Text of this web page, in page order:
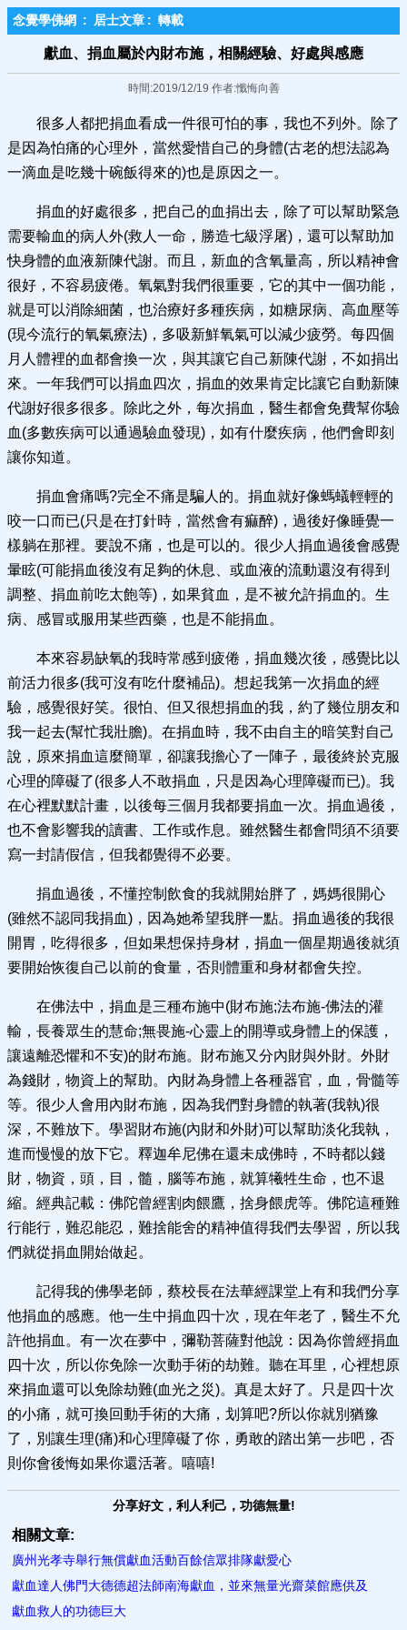
念覺學佛網 : 居士文章 : 轉載
獻血、捐血屬於內財布施，相關經驗、好處與感應
時間:2019/12/19 作者:懺悔向善
很多人都把捐血看成一件很可怕的事，我也不列外。除了
是因為怕痛的心理外，當然愛惜自己的身體(古老的想法認為
一滴血是吃幾十碗飯得來的)也是原因之一。
捐血的好處很多，把自己的血捐出去，除了可以幫助緊急
需要輸血的病人外(救人一命，勝造七級浮屠)，還可以幫助加
快身體的血液新陳代謝。而且，新血的含氧量高，所以精神會
很好，不容易疲倦。氧氣對我們很重要，它的其中一個功能，
就是可以消除細菌，也治療好多種疾病，如糖尿病、高血壓等
(現今流行的氧氣療法)，多吸新鮮氧氣可以減少疲勞。每四個
月人體裡的血都會換一次，與其讓它自己新陳代謝，不如捐出
來。一年我們可以捐血四次，捐血的效果肯定比讓它自動新陳
代謝好很多很多。除此之外，每次捐血，醫生都會免費幫你驗
血(多數疾病可以通過驗血發現)，如有什麼疾病，他們會即刻
讓你知道。
捐血會痛嗎?完全不痛是騙人的。捐血就好像螞蟻輕輕的
咬一口而已(只是在打針時，當然會有痲醉)，過後好像睡覺一
樣躺在那裡。要說不痛，也是可以的。很少人捐血過後會感覺
暈眩(可能捐血後沒有足夠的休息、或血液的流動還沒有得到
調整、捐血前吃太飽等)，如果貧血，是不被允許捐血的。生
病、感冒或服用某些西藥，也是不能捐血。
本來容易缺氧的我時常感到疲倦，捐血幾次後，感覺比以
前活力很多(我可沒有吃什麼補品)。想起我第一次捐血的經
驗，感覺很好笑。很怕、但又很想捐血的我，約了幾位朋友和
我一起去(幫忙我壯膽)。在捐血時，我不由自主的暗笑對自己
說，原來捐血這麼簡單，卻讓我擔心了一陣子，最後終於克服
心理的障礙了(很多人不敢捐血，只是因為心理障礙而已)。我
在心裡默默計畫，以後每三個月我都要捐血一次。捐血過後，
也不會影響我的讀書、工作或作息。雖然醫生都會問須不須要
寫一封請假信，但我都覺得不必要。
捐血過後，不懂控制飲食的我就開始胖了，媽媽很開心
(雖然不認同我捐血)，因為她希望我胖一點。捐血過後的我很
開胃，吃得很多，但如果想保持身材，捐血一個星期過後就須
要開始恢復自己以前的食量，否則體重和身材都會失控。
在佛法中，捐血是三種布施中(財布施;法布施-佛法的灌
輸，長養眾生的慧命;無畏施-心靈上的開導或身體上的保護，
讓遠離恐懼和不安)的財布施。財布施又分內財與外財。外財
為錢財，物資上的幫助。內財為身體上各種器官，血，骨髓等
等。很少人會用內財布施，因為我們對身體的執著(我執)很
深，不難放下。學習財布施(內財和外財)可以幫助淡化我執，
進而慢慢的放下它。釋迦牟尼佛在還未成佛時，不時都以錢
財，物資，頭，目，髓，腦等布施，就算犧牲生命，也不退
縮。經典記載：佛陀曾經割肉餵鷹，捨身餵虎等。佛陀這種難
行能行，難忍能忍，難捨能舍的精神值得我們去學習，所以我
們就從捐血開始做起。
記得我的佛學老師，蔡校長在法華經課堂上有和我們分享
他捐血的感應。他一生中捐血四十次，現在年老了，醫生不允
許他捐血。有一次在夢中，彌勒菩薩對他說：因為你曾經捐血
四十次，所以你免除一次動手術的劫難。聽在耳里，心裡想原
來捐血還可以免除劫難(血光之災)。真是太好了。只是四十次
的小痛，就可換回動手術的大痛，划算吧?所以你就別猶豫
了，別讓生理(痛)和心理障礙了你，勇敢的踏出第一步吧，否
則你會後悔如果你還活著。嘻嘻!
分享好文，利人利己，功德無量!
相關文章:
廣州光孝寺舉行無償獻血活動百餘信眾排隊獻愛心
獻血達人佛門大德德超法師南海獻血，並來無量光齋菜館應供及
獻血救人的功德巨大